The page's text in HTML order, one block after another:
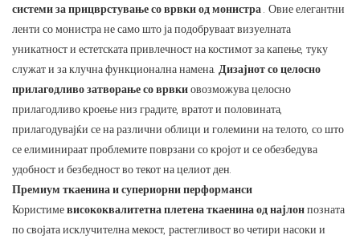
системи за прицврстување со врвки од монистра. Овие елегантни
ленти со монистра не само што ја подобруваат визуелната
уникатност и естетската привлечност на костимот за капење, туку
служат и за клучна функционална намена. Дизајнот со целосно
прилагодливо затворање со врвкиовозможува целосно
прилагодливо кроење низ градите, вратот и половината,
прилагодувајќи се на различни облици и големини на телото, со што
се елиминираат проблемите поврзани со кројот и се обезбедува
удобност и безбедност во текот на целиот ден.
Премиум ткаенина и супериорни перформанси
Користимевисококвалитетна плетена ткаенина од најлонпозната
по својата исклучителна мекост, растегливост во четири насоки и